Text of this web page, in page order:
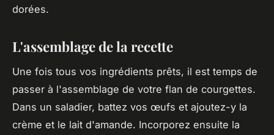
dorées.
L'assemblage de la recette
Une fois tous vos ingrédients prêts, il est temps de
passer à l'assemblage de votre flan de courgettes.
Dans un saladier, battez vos œufs et ajoutez-y la
crème et le lait d'amande. Incorporez ensuite la